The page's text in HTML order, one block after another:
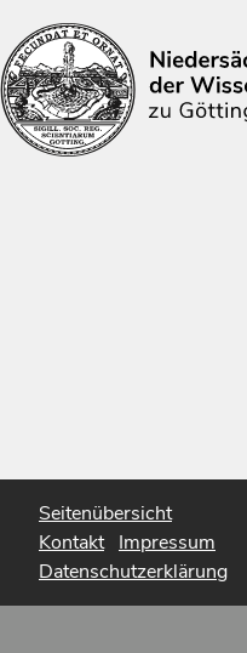
Seitenübersicht
Kontakt Impressum
Datenschutzerklärung